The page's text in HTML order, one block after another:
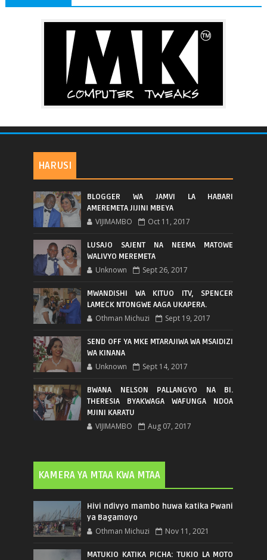
HARUSI
BLOGGER WA JAMVI LA HABARI
AMEREMETA JIJINI MBEYA
VIJIMAMBO Oct 11, 2017
LUSAJO SAJENT NA NEEMA MATOWE
WALIVYO MEREMETA
Unknown Sept 26, 2017
MWANDISHI WA KITUO ITV, SPENCER
LAMECK NTONGWE AAGA UKAPERA.
Othman Michuzi Sept 19, 2017
SEND OFF YA MKE MTARAJIWA WA MSAIDIZI
WA KINANA
Unknown Sept 14, 2017
BWANA NELSON PALLANGYO NA BI.
THERESIA BYAKWAGA WAFUNGA NDOA
MJINI KARATU
VIJIMAMBO Aug 07, 2017
KAMERA YA MTAA KWA MTAA
Hivi ndivyo mambo huwa katika Pwani
ya Bagamoyo
Othman Michuzi Nov 11, 2021
MATUKIO KATIKA PICHA: TUKIO LA MOTO